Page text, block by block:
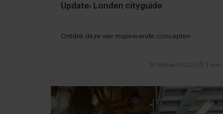
Update: Londen cityguide
Ontdek deze vier inspirerende concepten
18 februari 2020 3 min